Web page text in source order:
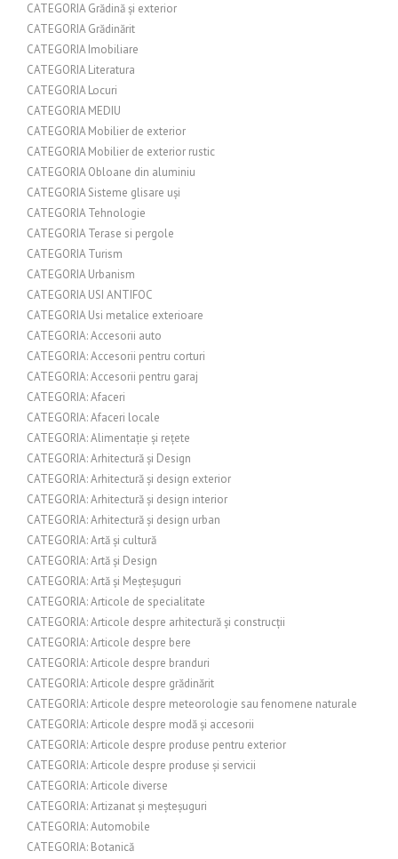
CATEGORIA Grădină și exterior
CATEGORIA Grădinărit
CATEGORIA Imobiliare
CATEGORIA Literatura
CATEGORIA Locuri
CATEGORIA MEDIU
CATEGORIA Mobilier de exterior
CATEGORIA Mobilier de exterior rustic
CATEGORIA Obloane din aluminiu
CATEGORIA Sisteme glisare uși
CATEGORIA Tehnologie
CATEGORIA Terase si pergole
CATEGORIA Turism
CATEGORIA Urbanism
CATEGORIA USI ANTIFOC
CATEGORIA Usi metalice exterioare
CATEGORIA: Accesorii auto
CATEGORIA: Accesorii pentru corturi
CATEGORIA: Accesorii pentru garaj
CATEGORIA: Afaceri
CATEGORIA: Afaceri locale
CATEGORIA: Alimentație și rețete
CATEGORIA: Arhitectură și Design
CATEGORIA: Arhitectură și design exterior
CATEGORIA: Arhitectură și design interior
CATEGORIA: Arhitectură și design urban
CATEGORIA: Artă și cultură
CATEGORIA: Artă și Design
CATEGORIA: Artă și Meșteșuguri
CATEGORIA: Articole de specialitate
CATEGORIA: Articole despre arhitectură și construcții
CATEGORIA: Articole despre bere
CATEGORIA: Articole despre branduri
CATEGORIA: Articole despre grădinărit
CATEGORIA: Articole despre meteorologie sau fenomene naturale
CATEGORIA: Articole despre modă și accesorii
CATEGORIA: Articole despre produse pentru exterior
CATEGORIA: Articole despre produse și servicii
CATEGORIA: Articole diverse
CATEGORIA: Artizanat și meșteșuguri
CATEGORIA: Automobile
CATEGORIA: Botanică